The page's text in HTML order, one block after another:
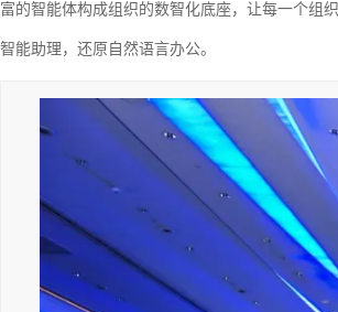
富的智能体构成组织的数智化底座，让每一个组
智能助理，还原自然语言办公。